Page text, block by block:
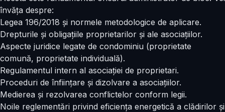
învăța despre:
Legea 196/2018 și normele metodologice de aplicare.
Drepturile și obligațiile proprietarilor și ale asociațiilor.
Aspecte juridice legate de condominiu (proprietate
comună, proprietate individuală).
Regulamentul intern al asociației de proprietari.
Proceduri de înființare și dizolvare a asociațiilor.
Medierea și rezolvarea conflictelor conform legii.
Noile reglementări privind eficiența energetică a clădirilor și